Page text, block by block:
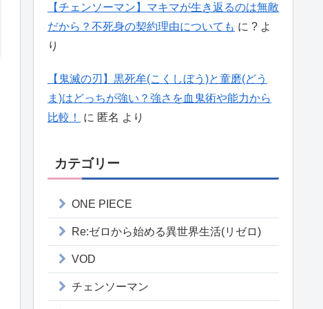
【チェンソーマン】マキマが生き返るのは無敵
だから？不死身の契約理由についても に ? よ
り
【鬼滅の刃】黒死牟(こくしぼう)と童磨(どう
ま)はどっちが強い？強さを血鬼術や能力から
比較！
に 匿名 より
カテゴリー
ONE PIECE
Re:ゼロから始める異世界生活(リゼロ)
VOD
チェンソーマン